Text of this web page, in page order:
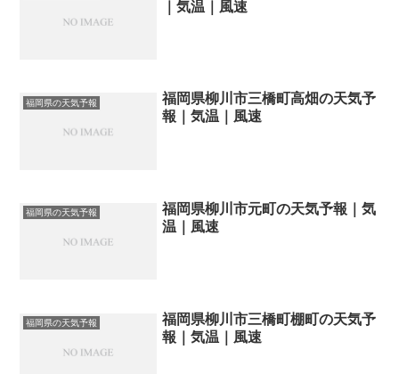
｜気温｜風速
福岡県の天気予報
福岡県柳川市三橋町高畑の天気予
報｜気温｜風速
福岡県の天気予報
福岡県柳川市元町の天気予報｜気
温｜風速
福岡県の天気予報
福岡県柳川市三橋町棚町の天気予
報｜気温｜風速